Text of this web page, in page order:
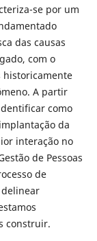
se por um
das causas
com o
historicamente
A partir
como
da
interação no
de Pessoas
de
construir.